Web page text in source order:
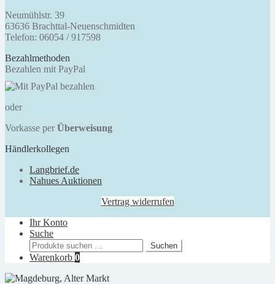
Neumühlstr. 39
63636 Brachttal-Neuenschmidten
Telefon: 06054 / 917598
Bezahlmethoden
Bezahlen mit PayPal
oder
Vorkasse per Überweisung
Händlerkollegen
Langbrief.de
Nahues Auktionen
Vertrag widerrufen
Ihr Konto
Suche
Suchen
nach:
Suchen
Warenkorb 0